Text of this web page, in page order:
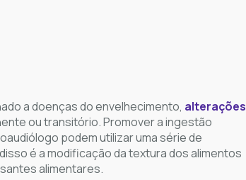
a doenças do envelhecimento, alterações
ou transitório. Promover a ingestão
podem utilizar uma série de
é a modificação da textura dos alimentos
alimentares.